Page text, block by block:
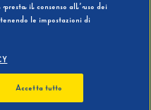
il consenso all’uso dei
le impostazioni di
Accetta tutto